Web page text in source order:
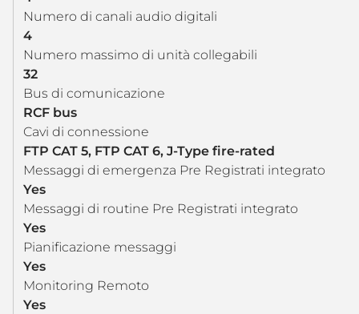
Numero di canali audio digitali
4
Numero massimo di unità collegabili
32
Bus di comunicazione
RCF bus
Cavi di connessione
FTP CAT 5, FTP CAT 6, J-Type fire-rated
Messaggi di emergenza Pre Registrati integrato
Yes
Messaggi di routine Pre Registrati integrato
Yes
Pianificazione messaggi
Yes
Monitoring Remoto
Yes